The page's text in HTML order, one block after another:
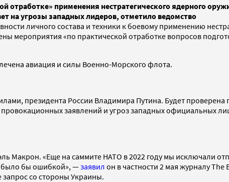
применения нестратегического ядерного
на угрозы западных лидеров, отметило ведомство
личного состава и техники к боевому применению
мероприятия «по практической отработке вопросов
авиация и силы Военно-Морского флота.
президента России Владимира Путина. Будет проверена
заявлений и угроз западных официальных
Макрон. «Еще на саммите НАТО в 2022 году мы исключали
было бы ошибкой», —заявил он в частности 2 мая журналу
со стороны Украины.